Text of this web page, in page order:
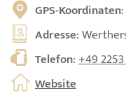
GPS-Koordinaten
Adresse:
Telefon:+49 2253
Website